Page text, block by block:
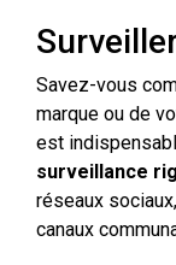
Savez-vous
marque ou de
est
surveillance
réseaux
canaux